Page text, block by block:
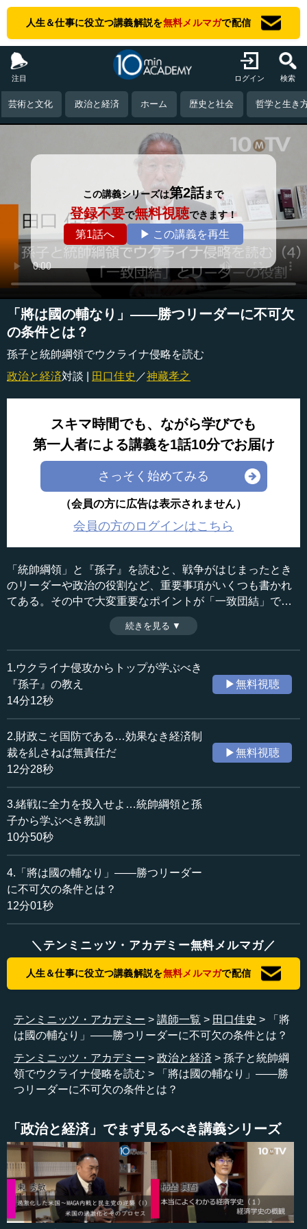
人生＆仕事に役立つ講義解説を無料メルマガで配信
注目 ログイン 検索
芸術と文化 政治と経済 ホーム 歴史と社会 哲学と生き
この講義シリーズは第2話まで
登録不要で無料視聴できます！
第1話へ ▶ この講義を再生
「將は國の輔なり」――勝つリーダーに不可欠
の条件とは？
孫子と統帥綱領でウクライナ侵略を読む
政治と経済対談 | 田口佳史 ／神藏孝之
スキマ時間でも、ながら学びでも
第一人者による講義を1話10分でお届け
さっそく始めてみる
（会員の方に広告は表示されません）
会員の方のログインはこちら
「統帥綱領」と『孫子』を読むと、戦争がはじまったとき
のリーダーや政治の役割など、重要事項がいくつも書かれ
てある。その中で大変重要なポイントが「一致団結」であ
ると田口氏は言う。それを踏まえると、ウクライナ侵攻に
おけるロシアのやり方、その拙さが問題点として一層浮か
び上がる。日本は大丈夫か。実はかつて日本には一致団結
しやすい素地があった。（全4話中4話）
※インタビュアー：神藏孝之（テンミニッツTV論説主幹）
収録日：2022年4月27日
追加日：2022年6月19日
カテゴリー：
哲学・思想
≪全文≫
●「統帥綱領」の教え――戦争時、政治は作戦の成功
田口 そのように「統帥綱領」を読んでいくと、二番に
「政略指導の主とするところは、戦争全般の遂行を容易な
らしむるにあり」とあります。要するに、政治の戦略とし
を容易ならしむ」ことなのです。
簡単にいうと、今、ロシアの外交は、今回のロシアの侵
攻に対して「このような理由があって行った」「こういう
ことを理解していただきたい」と、世界中に外交官が行っ
て徹底的に説明していますか、理解を求めていますか、と
いうことです。
田口 つまり、政治が外堀を埋めてくれなければいけない
ということを、まず言っているのです。したがって、戦争
というものは政治が重要で、軍隊が縦横無尽に動けるよう
にどの程度の味方を増やしてくれているかに尽きる、とい
うことをここで述べているのです。
「故に、作戦はこれと緊密なる協調を保ち、」。政治と戦
略について、よく「政治が作戦など知らなくていい。作戦
は軍人のものだ」といわれるのですが、そうではありませ
ん。口出しはしないほうがいいけれど、きちんと知ってい
ることは重要で、そのような互いの連絡会議、あるいは共
通の情報をもとにして動いていることが重要だと述べてい
ます。
続きを見る ▼
1.ウクライナ侵攻からトップが学ぶべき
『孫子』の教え
14分12秒
▶無料視聴
2.財政こそ国防である…効果なき経済制
裁を糺さねば無責任だ
12分28秒
▶無料視聴
3.緒戦に全力を投入せよ…統帥綱領と孫
子から学ぶべき教訓
10分50秒
4.「將は國の輔なり」――勝つリーダー
に不可欠の条件とは？
12分01秒
＼テンミニッツ・アカデミー無料メルマガ／
人生＆仕事に役立つ講義解説を無料メルマガで配信
テンミニッツ・アカデミー 講師一覧 田口佳史
「將
は國の輔なり」――勝つリーダーに不可欠の条件とは？
テンミニッツ・アカデミー
政治と経済
孫子と統帥綱
領でウクライナ侵略を読む
「將は國の輔なり」――勝
つリーダーに不可欠の条件とは？
「政治と経済」でまず見るべき講義シリーズ